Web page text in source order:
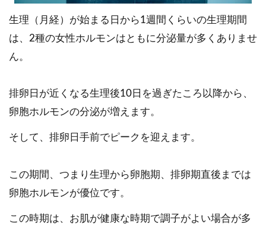
生理（月経）が始まる日から1週間くらいの生理期間
は、2種の女性ホルモンはともに分泌量が多くありませ
ん。
排卵日が近くなる生理後10日を過ぎたころ以降から、
卵胞ホルモンの分泌が増えます。
そして、排卵日手前でピークを迎えます。
この期間、つまり生理から卵胞期、排卵期直後までは
卵胞ホルモンが優位です。
この時期は、お肌が健康な時期で調子がよい場合が多